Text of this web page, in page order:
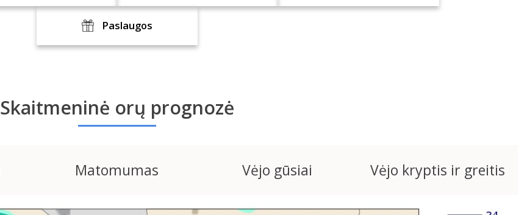
Paslaugos
Skaitmeninė orų prognozė
Matomumas Vėjo gūsiai Vėjo kryptis ir greitis